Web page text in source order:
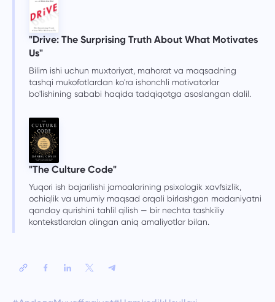
"Drive: The Surprising Truth About What Motivates
Us"
Bilim ishi uchun muxtoriyat, mahorat va maqsadning
tashqi mukofotlardan ko'ra ishonchli motivatorlar
bo'lishining sababi haqida tadqiqotga asoslangan dalil.
"The Culture Code"
Yuqori ish bajarilishi jamoalarining psixologik xavfsizlik,
ochiqlik va umumiy maqsad orqali birlashgan madaniyatni
qanday qurishini tahlil qilish — bir nechta tashkiliy
kontekstlardan olingan aniq amaliyotlar bilan.